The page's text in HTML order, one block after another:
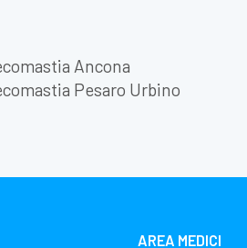
Ancona
Pesaro Urbino
AREA MEDICI